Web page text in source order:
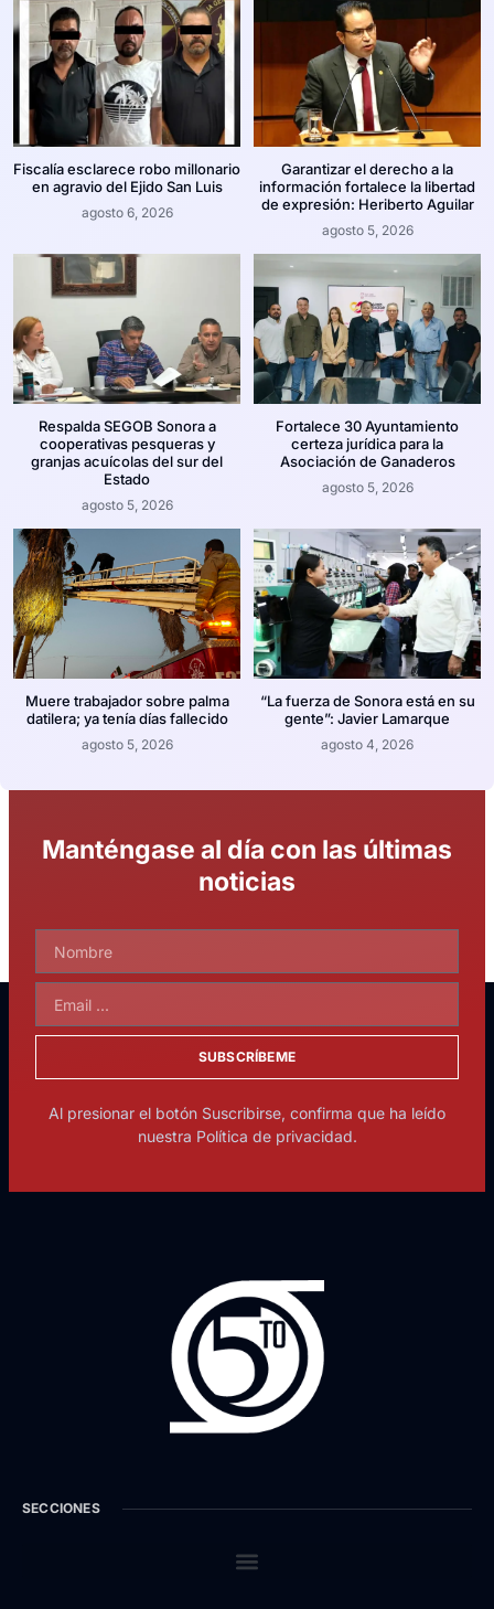
Fiscalía esclarece robo millonario
en agravio del Ejido San Luis
agosto 6, 2026
Garantizar el derecho a la
información fortalece la libertad
de expresión: Heriberto Aguilar
agosto 5, 2026
Respalda SEGOB Sonora a
cooperativas pesqueras y
granjas acuícolas del sur del
Estado
agosto 5, 2026
Fortalece 30 Ayuntamiento
certeza jurídica para la
Asociación de Ganaderos
agosto 5, 2026
Muere trabajador sobre palma
datilera; ya tenía días fallecido
agosto 5, 2026
“La fuerza de Sonora está en su
gente”: Javier Lamarque
agosto 4, 2026
Manténgase al día con las últimas
noticias
SUBSCRÍBEME
Al presionar el botón Suscribirse, confirma que ha leído
nuestra Política de privacidad.
SECCIONES